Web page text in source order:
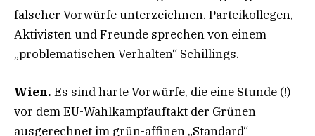
falscher Vorwürfe unterzeichnen. Parteikollegen,
Aktivisten und Freunde sprechen von einem
„problematischen Verhalten“ Schillings.
Wien. Es sind harte Vorwürfe, die eine Stunde (!)
vor dem EU-Wahlkampfauftakt der Grünen
ausgerechnet im grün-affinen „Standard“